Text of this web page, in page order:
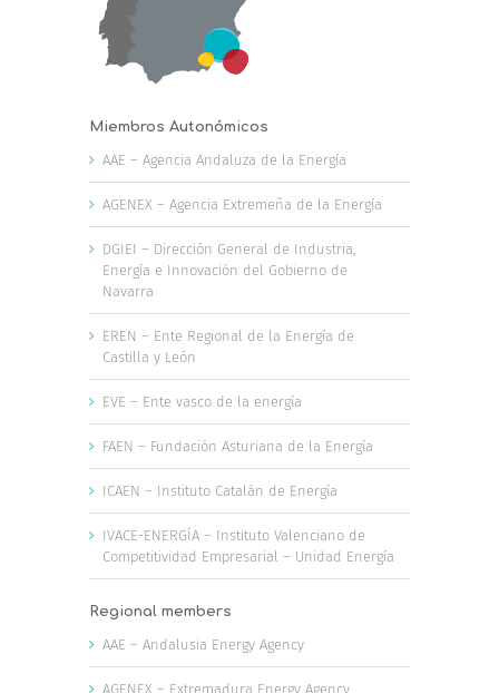
Miembros Autonómicos
AAE – Agencia Andaluza de la Energía
AGENEX – Agencia Extremeña de la Energía
DGIEI – Dirección General de Industria,
Energía e Innovación del Gobierno de
Navarra
EREN – Ente Regional de la Energía de
Castilla y León
EVE – Ente vasco de la energía
FAEN – Fundación Asturiana de la Energía
ICAEN – Instituto Catalán de Energía
IVACE-ENERGÍA – Instituto Valenciano de
Competitividad Empresarial – Unidad Energía
Regional members
AAE – Andalusia Energy Agency
AGENEX – Extremadura Energy Agency